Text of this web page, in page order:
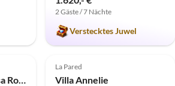
2 Gäste / 7 Nächte
Verstecktes Juwel
La Pared
Villa Annelie